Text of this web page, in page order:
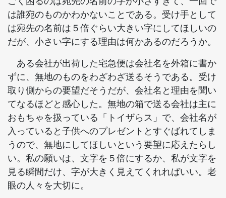
は誰宛のものかわかないことである。受け手として
は宛先の名前は５倍ぐらい大きい字にしてほしいの
だが、小さい字にする理由は何かあるのだろうか。
ある会社が出荷した宅急便は会社名を外箱に書か
ずに、無地のものをわざわざ送るそうである。受け
取り側からの要望だそうだが、会社名と理由を聞い
てなるほどと感心した。無地の箱で送る会社は主に
おもちゃを扱っている「トイザらス」で、会社名が
入っていると子供へのプレゼントとすぐばれてしま
うので、無地にしてほしいという要望に応えたらし
い。私の願いは、文字を５倍にするか、私が文字を
見る瞬間だけ、字が大きく見えてくれればいい。老
眼の人々を大切に。